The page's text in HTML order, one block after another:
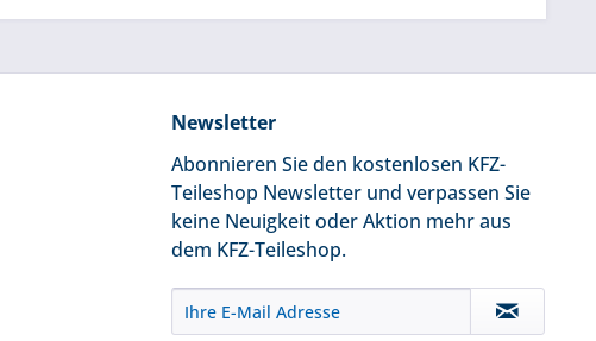
Newsletter
Abonnieren Sie den kostenlosen KFZ-
Teileshop Newsletter und verpassen Sie
keine Neuigkeit oder Aktion mehr aus
dem KFZ-Teileshop.